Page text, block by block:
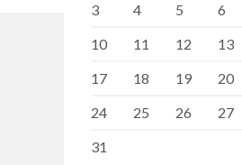
3
4 5 6
10
11 12 13
17
18 19 20
24
25 26 27
31